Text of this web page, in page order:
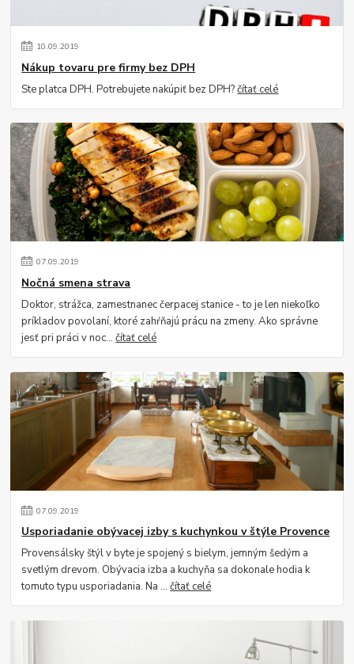
10.09.2019
Nákup tovaru pre firmy bez DPH
Ste platca DPH. Potrebujete nakúpiť bez DPH?čítať celé
07.09.2019
Nočná smena strava
Doktor, strážca, zamestnanec čerpacej stanice - to je len niekoľko
príkladov povolaní, ktoré zahŕňajú prácu na zmeny. Ako správne
jesť pri práci v noc...čítať celé
07.09.2019
Usporiadanie obývacej izby s kuchynkou v štýle Provence
Provensálsky štýl v byte je spojený s bielym, jemným šedým a
svetlým drevom. Obývacia izba a kuchyňa sa dokonale hodia k
tomuto typu usporiadania. Na ...čítať celé